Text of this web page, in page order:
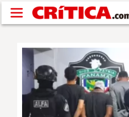
Pasar al contenido principal
SUCESOS
NACIONAL